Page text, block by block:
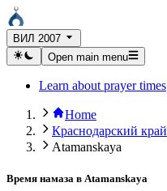
ВИЛ 2007
Open main menu
Learn about prayer times
Home
Краснодарский край
Atamanskaya
Время намаза в Atamanskaya